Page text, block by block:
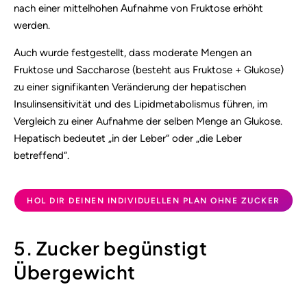
nach einer mittelhohen Aufnahme von Fruktose erhöht
werden.
Auch wurde festgestellt, dass moderate Mengen an
Fruktose und Saccharose (besteht aus Fruktose + Glukose)
zu einer signifikanten Veränderung der hepatischen
Insulinsensitivität und des Lipidmetabolismus führen, im
Vergleich zu einer Aufnahme der selben Menge an Glukose.
Hepatisch bedeutet „in der Leber“ oder „die Leber
betreffend“.
HOL DIR DEINEN INDIVIDUELLEN PLAN OHNE ZUCKER
5. Zucker begünstigt
Übergewicht